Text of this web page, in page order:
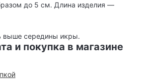
до 5 см. Длина изделия —
выше середины икры.
и покупка в магазине